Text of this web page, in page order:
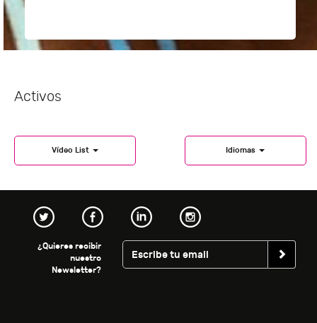
Activos
Vídeo List Idiomas
¿Quieres recibir
nuestro
Newsletter?